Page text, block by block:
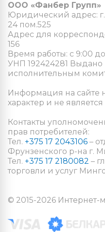
ООО «Фанбер Групп»
Юридический адрес:
24 пом.525
Адрес для
156
Время работы: с 9:00
УНП 192424281
исполнительным
Информация на сайте
характер и не
Контакты
прав потребителей:
Тел. +375 17 2043106 –
Фрунзенского р-на г.
Тел. +375 17 2180082 –
торговли и услуг
© 2015-2026 Интернет-